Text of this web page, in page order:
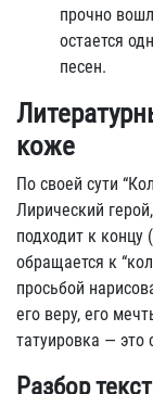
прочно
остается
песен.
коже
По своей сути
Лирический
подходит к
обращается к
просьбой
его веру, его
татуировка — это
Разбор